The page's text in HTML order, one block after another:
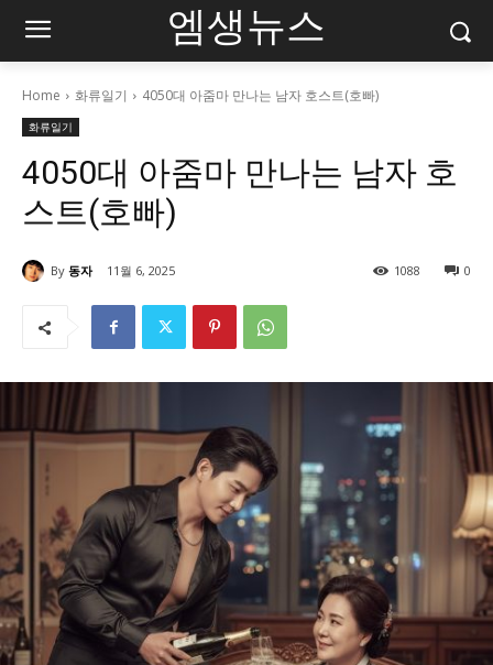
엠생뉴스
Home 화류일기 4050대 아줌마 만나는 남자 호스트(호빠)
화류일기
4050대 아줌마 만나는 남자 호
스트(호빠)
By 동자 11월 6, 2025 0
1088